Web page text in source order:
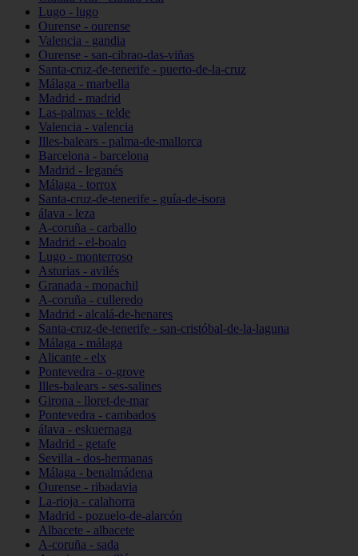
Lugo - lugo
Ourense - ourense
Valencia - gandia
Ourense - san-cibrao-das-viñas
Santa-cruz-de-tenerife - puerto-de-la-cruz
Málaga - marbella
Madrid - madrid
Las-palmas - telde
Valencia - valencia
Illes-balears - palma-de-mallorca
Barcelona - barcelona
Madrid - leganés
Málaga - torrox
Santa-cruz-de-tenerife - guía-de-isora
álava - leza
A-coruña - carballo
Madrid - el-boalo
Lugo - monterroso
Asturias - avilés
Granada - monachil
A-coruña - culleredo
Madrid - alcalá-de-henares
Santa-cruz-de-tenerife - san-cristóbal-de-la-laguna
Málaga - málaga
Alicante - elx
Pontevedra - o-grove
Illes-balears - ses-salines
Girona - lloret-de-mar
Pontevedra - cambados
álava - eskuernaga
Madrid - getafe
Sevilla - dos-hermanas
Málaga - benalmádena
Ourense - ribadavia
La-rioja - calahorra
Madrid - pozuelo-de-alarcón
Albacete - albacete
A-coruña - sada